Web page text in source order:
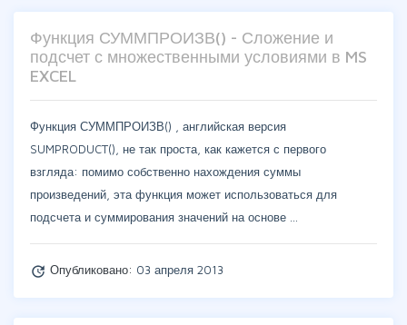
Функция СУММПРОИЗВ() - Сложение и
подсчет с множественными условиями в MS
EXCEL
Функция СУММПРОИЗВ() , английская версия
SUMPRODUCT(), не так проста, как кажется с первого
взгляда: помимо собственно нахождения суммы
произведений, эта функция может использоваться для
подсчета и суммирования значений на основе …
update Опубликовано: 03 апреля 2013